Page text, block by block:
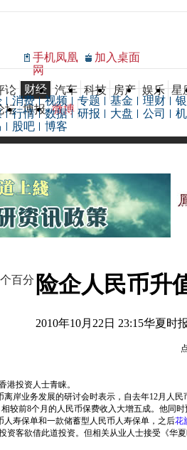
手机凤凰
网
加入桌面
论 财经 汽车 科技 房产 娱乐 星
坛 博报 微博
消费 视频 专题 基金 理财
行情 数据 研报 大盘 公司
股吧 博客
百分 险企人民币升
2010年10月22日 23:15华夏时
港投资人士青睐。
岸业务发展的研讨会时表示，自去年12月人
较前8个月的人民币保费收入大增五成。他同
寿保单和一款储蓄型人民币人寿保单，之后花
客欲借此道投资。但相关从业人士接受《